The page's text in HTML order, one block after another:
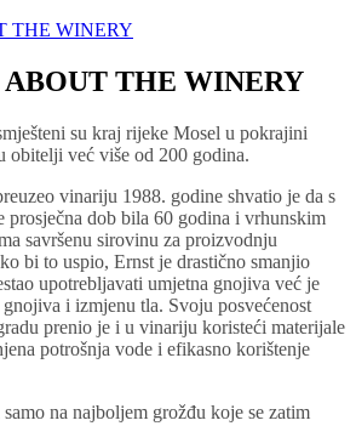
THE WINERY
THE WINERY
su kraj rijeke Mosel u pokrajini
obitelji već više od 200 godina.
vinariju 1988. godine shvatio je da s
dob bila 60 godina i vrhunskim
savršenu sirovinu za proizvodnju
bi to uspio, Ernst je drastično smanjio
upotrebljavati umjetna gnojiva već je
i izmjenu tla. Svoju posvećenost
prenio je i u vinariju koristeći materijale
potrošnja vode i efikasno korištenje
na najboljem grožđu koje se zatim